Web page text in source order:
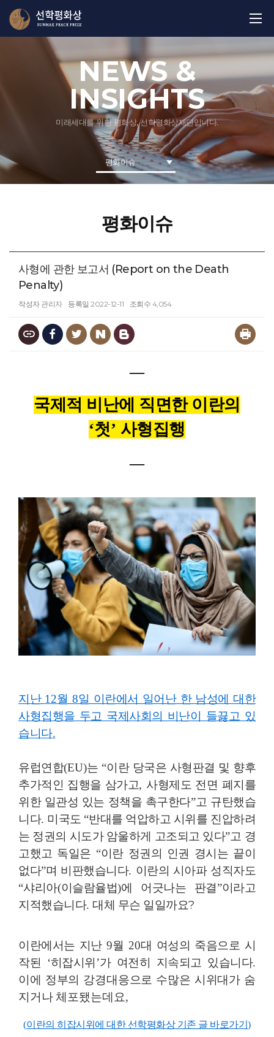
NEWS &
INSIGHTS
미래세대를 위한 평화상, 선학평화상재단입니다.
평화이슈
평화이슈
사형에 관한 보고서 ( Report on the Death
Penalty)
작성자 관리자 등록일 2022-12-11 조회수 4,054
―
국제적 비난에 직면한 이란의
‘첫’ 사형집행
―
지난 12월 8일 이란에서 일어난 한 남성에 대한
사형집행을 두고 국제사회의 비난이 들끓고 있
습니다.
유럽연합(EU)는 “이란 당국은 사형판결 및 향후
추가적인 집행을 삼가고, 사형제도 전면 폐지를
위한 일관성 있는 정책을 촉구한다”고 규탄했습
니다. 미국도 “반대를 억압하고 시위를 진압하려
는 정권의 시도가 암울하게 고조되고 있다”고 경
고했고 독일은 “이란 정권의 인권 경시는 끝이
없다”며 비판했습니다. 이란의 시아파 성직자도
“샤리아(이슬람율법)에 어긋나는 판결”이라고
지적했습니다. 대체 무슨 일일까요?
이란에서는 지난 9월 20대 여성의 죽음으로 시
작된 ‘히잡시위 ’가 여전히 지속되고 있습니다.
이에 정부의 강경대응으로 수많은 시위대가 숨
지거나 체포됐는데요,
(이란의 히잡시위에 대한 선학평화상 기존 글 바로가기 )